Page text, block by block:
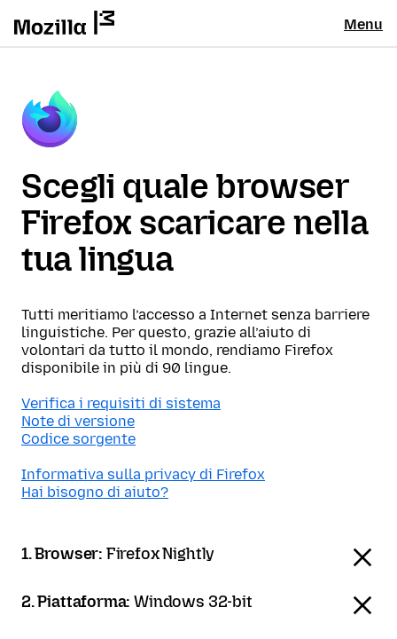
Menu
Scegli quale browser
Firefox scaricare nella
tua lingua
Tutti meritiamo l’accesso a Internet senza barriere
linguistiche. Per questo, grazie all’aiuto di
volontari da tutto il mondo, rendiamo Firefox
disponibile in più di 90 lingue.
Verifica i requisiti di sistema
Note di versione
Codice sorgente
Informativa sulla privacy di Firefox
Hai bisogno di aiuto?
1. Browser: Firefox Nightly
2. Piattaforma:Windows 32-bit